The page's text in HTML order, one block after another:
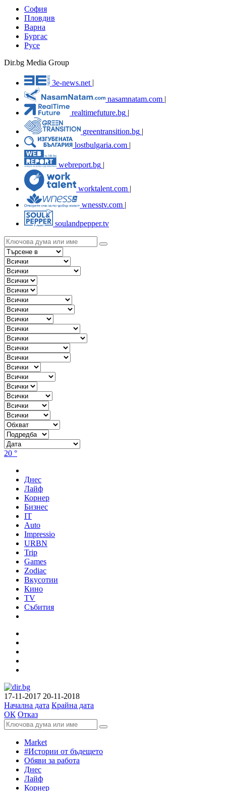
София
Пловдив
Варна
Бургас
Русе
Dir.bg Media Group
3e-news.net
nasamnatam.com |
realtimefuture.bg |
greentransition.bg |
lostbulgaria.com |
webreport.bg
worktalent.com |
wnesstv.com |
soulandpepper.tv
20 °
Днес
Лайф
Корнер
Бизнес
IT
Auto
Impressio
URBN
Trip
Games
Zodiac
Вкусотии
Кино
TV
Събития
17-11-2017 20-11-2018
Начална дата Крайна дата
ОК Отказ
Market
#Истории от бъдещето
Обяви за работа
Днес
Лайф
Корнер